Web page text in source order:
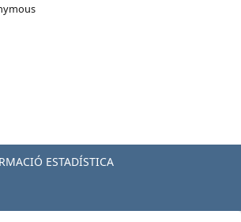
ESTADÍSTICA